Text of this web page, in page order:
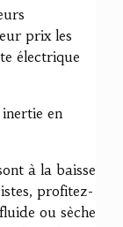
prix les
électrique
en
à la baisse
profitez-
ou sèche